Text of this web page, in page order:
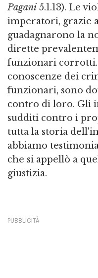
Pagani 5.1.13). Le
imperatori, grazie
guadagnarono la
dirette
funzionari corrotti.
conoscenze dei
funzionari, sono
contro di loro. Gli
sudditi contro i
tutta la storia
abbiamo
che si appellò a
giustizia.
PUBBLICITÀ